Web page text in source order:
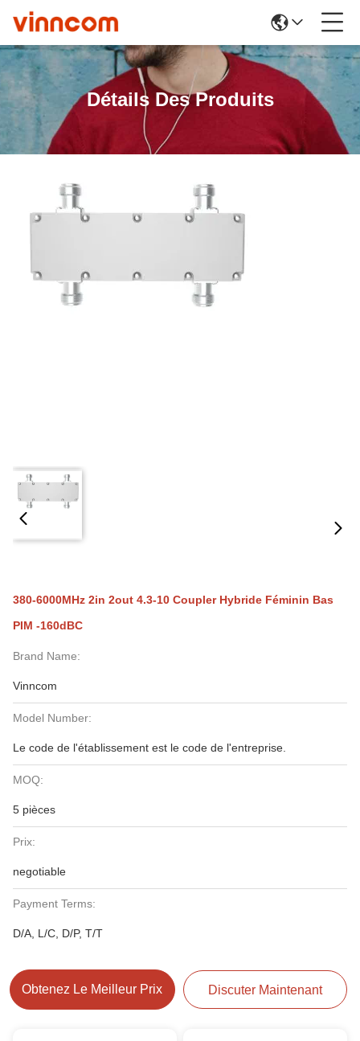
Détails Des Produits
380-6000MHz 2in 2out 4.3-10 Coupler Hybride Féminin Bas
PIM -160dBC
Brand Name:
Vinncom
Model Number:
Le code de l'établissement est le code de l'entreprise.
MOQ:
5 pièces
Prix:
negotiable
Payment Terms:
D/A, L/C, D/P, T/T
Obtenez Le Meilleur Prix Discuter Maintenant